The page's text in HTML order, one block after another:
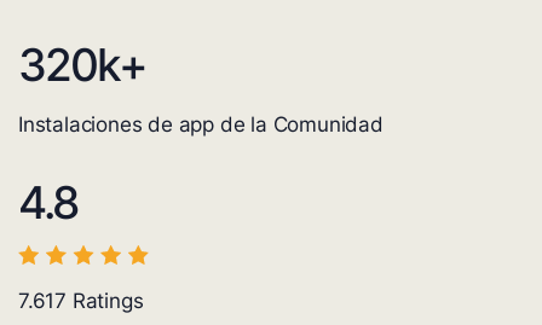
320k+
Instalaciones de app de la Comunidad
4.8
7.617 Ratings